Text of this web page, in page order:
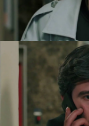
la vida de
intervenga en
» Series »